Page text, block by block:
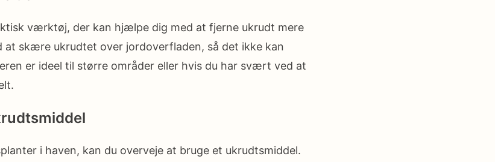
værktøj, der kan hjælpe dig med at fjerne ukrudt mere
at skære ukrudtet over jordoverfladen, så det ikke kan
er ideel til større områder eller hvis du har svært ved at
i haven, kan du overveje at bruge et ukrudtsmiddel.